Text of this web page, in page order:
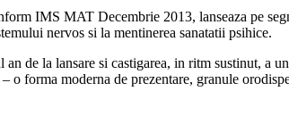
IMS MAT Decembrie 2013, lanseaza pe
nervos si la mentinerea sanatatii psihice.
de la lansare si castigarea, in ritm sustinut, a
o forma moderna de prezentare, granule